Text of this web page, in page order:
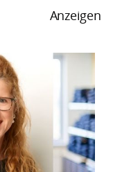
Anzeigen